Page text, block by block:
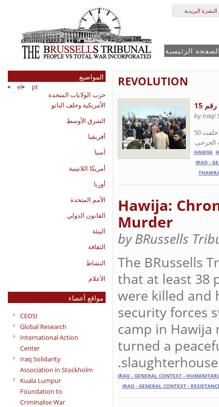
البريدية
الرئيسية
el
pt
حرب الولايات المتحدة
الأمريكية وحلف الناتو
الشرق الأوسط
أفريقيا
آسيا
أمريكا اللاتينية
أوربا
الأمم المتحدة
القانون الدولي
البيئة
الثقافة
النشاط
الأعلام
CEOSI
Global Research
International Action
Center
Iraq Solidarity
Association in Stockholm
Kuala Lumpur
Foundation to
Criminalise War
REVOLUTION
15
by Iraqi
ملخص لأهم الأحداث التي جرت يوم الثلاثاء 24-4-2013 في أعقاب الهجوم الذي شنته قوات المالكي الحكومية والتي خلفت 50
الجرحى.
HAWIJA
IRAQ -
Hawija:
Murder
by BRussells
The BRussells
that at least 38
were killed and
security forces
camp in Hawija
turned a
slaughterhouse.
IRAQ - GENERAL CONTEXT -
IRAQ - GENERAL CONTEXT -